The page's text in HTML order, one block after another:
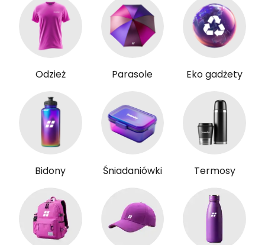
Odzież Parasole Eko gadżety
Bidony Śniadaniówki Termosy